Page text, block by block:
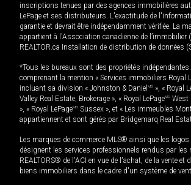
inscriptions tenues par des agences immobilières
LePage et ses distributeurs. L'exactitude de
garantie et devrait être indépendamment vérifiée. La
appartient à l'Association canadienne de l’immobilier
REALTOR.ca Installation de distribution de données
*Tous les bureaux sont des propriétés
comprenant la mention « Services immobiliers Royal
incluant sa division « Johnston & Daniel MD », « Royal
Valley Real Estate, Brokerage », « Royal LePageMD West
», « Royal LePageMD Sussex », et « Les immeubles
appartiennent et sont gérés par Bridgemarq Real
Les marques de commerce MLS® ainsi que les
désignent les services professionnels rendus par les
REALTORS® de l'ACI en vue de l'achat, de la vente et
biens immobiliers dans le cadre d'un système de